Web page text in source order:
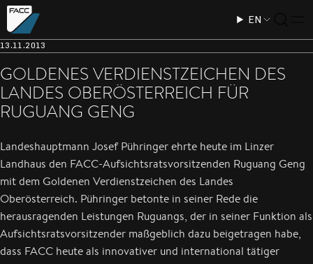
EN
13.11.2013
GOLDENES VERDIENSTZEICHEN DES
LANDES OBERÖSTERREICH FÜR
RUGUANG GENG
Landeshauptmann Josef Pühringer ehrte heute im Linzer
Landhaus den FACC-Aufsichtsratsvorsitzenden Ruguang Geng
mit dem Goldenen Verdienstzeichen des Landes
Oberösterreich. Pühringer betonte in seiner Rede die
herausragenden Leistungen Ruguangs, der in seiner Funktion als
Aufsichtsratsvorsitzender maßgeblich dazu beigetragen habe,
dass FACC heute als innovativer und international tätiger